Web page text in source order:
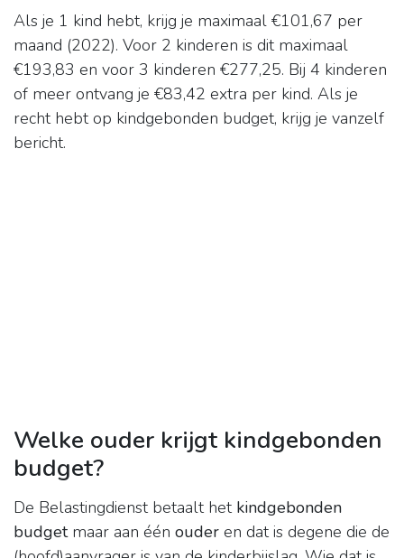
Als je 1 kind hebt, krijg je maximaal €101,67 per
maand (2022). Voor 2 kinderen is dit maximaal
€193,83 en voor 3 kinderen €277,25. Bij 4 kinderen
of meer ontvang je €83,42 extra per kind. Als je
recht hebt op kindgebonden budget, krijg je vanzelf
bericht.
Welke ouder krijgt kindgebonden
budget?
De Belastingdienst betaalt het kindgebonden
budgetmaar aan één ouder en dat is degene die de